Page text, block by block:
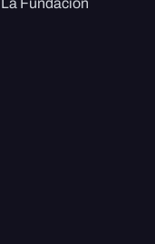
La Fundación